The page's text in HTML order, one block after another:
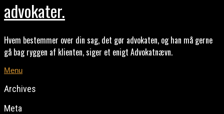
advokater.
Hvem bestemmer over din sag, det gør advokaten, og han må gerne
gå bag ryggen af klienten, siger et enigt Advokatnævn.
Menu
Archives
Meta